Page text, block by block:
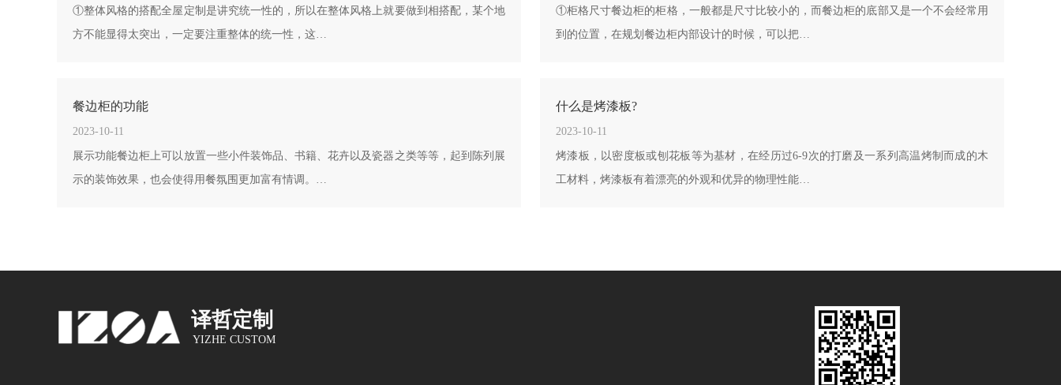
①整体风格的搭配全屋定制是讲究统一性的，所以在整体风格上就要做到相搭配，某个地
方不能显得太突出，一定要注重整体的统一性，这…
①柜格尺寸餐边柜的柜格，一般都是尺寸比较小的，而餐边柜的底部又是一个不会经常用
到的位置，在规划餐边柜内部设计的时候，可以把…
餐边柜的功能
2023-10-11
展示功能餐边柜上可以放置一些小件装饰品、书籍、花卉以及瓷器之类等等，起到陈列展
示的装饰效果，也会使得用餐氛围更加富有情调。…
什么是烤漆板?
2023-10-11
烤漆板，以密度板或刨花板等为基材，在经历过6-9次的打磨及一系列高温烤制而成的木
工材料，烤漆板有着漂亮的外观和优异的物理性能…
译哲定制
YIZHE CUSTOM